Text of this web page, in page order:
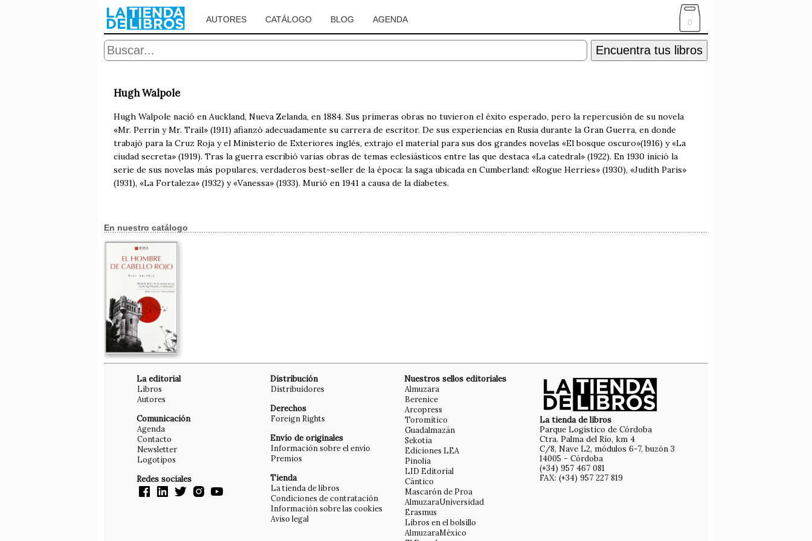
AUTORES CATÁLOGO BLOG AGENDA 0
Encuentra tus libros
Hugh Walpole
Hugh Walpole nació en Auckland, Nueva Zelanda, en 1884. Sus primeras obras no tuvieron el éxito esperado, pero la repercusión de su novela
«Mr. Perrin y Mr. Trail» (1911) afianzó adecuadamente su carrera de escritor. De sus experiencias en Rusia durante la Gran Guerra, en donde
trabajó para la Cruz Roja y el Ministerio de Exteriores inglés, extrajo el material para sus dos grandes novelas «El bosque oscuro»(1916) y «La
ciudad secreta» (1919). Tras la guerra escribió varias obras de temas eclesiásticos entre las que destaca «La catedral» (1922). En 1930 inició la
serie de sus novelas más populares, verdaderos best-seller de la época: la saga ubicada en Cumberland: «Rogue Herries» (1930), «Judith Paris»
(1931), «La Fortaleza» (1932) y «Vanessa» (1933). Murió en 1941 a causa de la diabetes.
En nuestro catálogo
La editorial
Libros
Autores
Comunicación
Agenda
Contacto
Newsletter
Logotipos
Redes sociales
Distribución
Distribuidores
Derechos
Foreign Rights
Envío de originales
Información sobre el envío
Premios
Tienda
La tienda de libros
Condiciones de contratación
Información sobre las cookies
Aviso legal
Nuestros sellos editoriales
Almuzara
Berenice
Arcopress
Toromítico
Guadalmazán
Sekotia
Ediciones LEA
Pinolia
LID Editorial
Cántico
Mascarón de Proa
AlmuzaraUniversidad
Erasmus
Libros en el bolsillo
AlmuzaraMéxico
La tienda de libros
Parque Logístico de Córdoba
Ctra. Palma del Río, km 4
C/8, Nave L2, módulos 6-7, buzón 3
14005 - Córdoba
(+34) 957 467 081
FAX: (+34) 957 227 819